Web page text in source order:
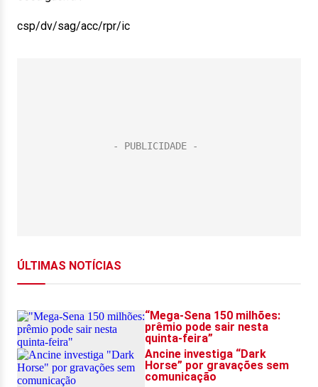
csp/dv/sag/acc/rpr/ic